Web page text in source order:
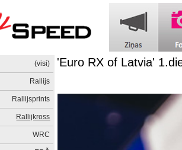
(visi)
Rallijs
Rallijsprints
Rallijkross
WRC
'Euro RX of Latvia'